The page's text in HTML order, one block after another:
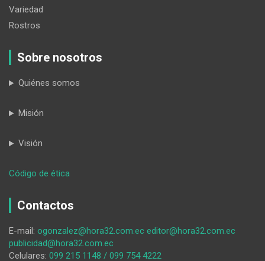
Variedad
Rostros
Sobre nosotros
Quiénes somos
Misión
Visión
Código de ética
paltense
se
alista
Contactos
E-mail: ogonzalez@hora32.com.ec editor@hora32.com.ec
publicidad@hora32.com.ec
Celulares: 099 215 1148 / 099 754 4222